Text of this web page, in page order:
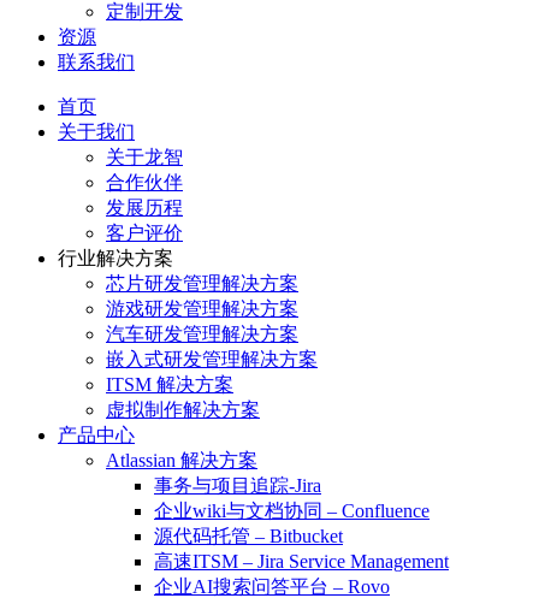
定制开发
资源
联系我们
首页
关于我们
关于龙智
合作伙伴
发展历程
客户评价
行业解决方案
芯片研发管理解决方案
游戏研发管理解决方案
汽车研发管理解决方案
嵌入式研发管理解决方案
ITSM 解决方案
虚拟制作解决方案
产品中心
Atlassian 解决方案
事务与项目追踪-Jira
企业wiki与文档协同 – Confluence
源代码托管 – Bitbucket
高速ITSM – Jira Service Management
企业AI搜索问答平台 – Rovo